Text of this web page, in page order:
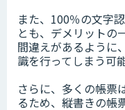
また、100％の文字
とも、デメリットの
間違えがあるように
識を行ってしまう可
さらに、多くの帳票
るため、縦書きの帳